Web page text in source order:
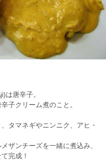
は唐辛子。
子クリーム煮のこと。
タマネギやニンニク、アヒ・
ザンチーズを一緒に煮込み、
完成！